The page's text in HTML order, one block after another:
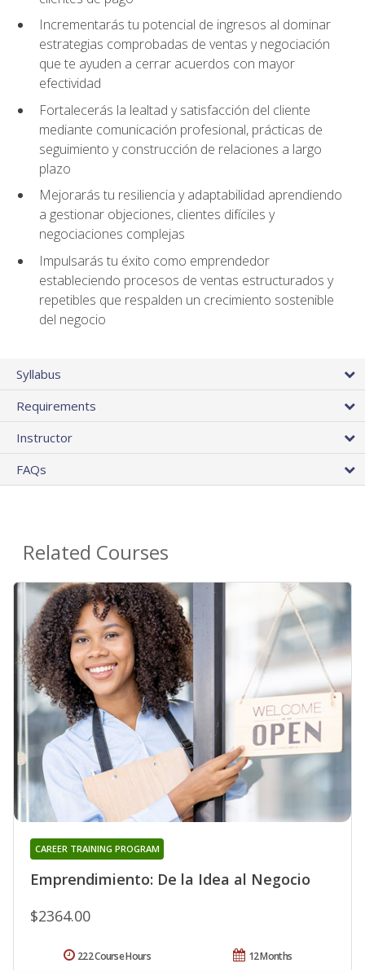
Incrementarás tu potencial de ingresos al dominar
estrategias comprobadas de ventas y negociación
que te ayuden a cerrar acuerdos con mayor
efectividad
Fortalecerás la lealtad y satisfacción del cliente
mediante comunicación profesional, prácticas de
seguimiento y construcción de relaciones a largo
plazo
Mejorarás tu resiliencia y adaptabilidad aprendiendo
a gestionar objeciones, clientes difíciles y
negociaciones complejas
Impulsarás tu éxito como emprendedor
estableciendo procesos de ventas estructurados y
repetibles que respalden un crecimiento sostenible
del negocio
Syllabus
Requirements
Instructor
FAQs
Related Courses
Emprendimiento: De la Idea al Negocio
CAREER TRAINING PROGRAM
$2364.00
12 Months
222 Course Hours